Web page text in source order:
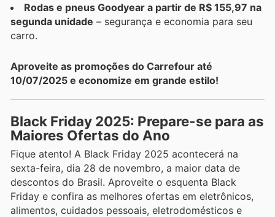
Rodas e pneus Goodyear a partir de R$ 155,97 na
segunda unidade – segurança e economia para seu
carro.
Aproveite as promoções do Carrefour até
10/07/2025 e economize em grande estilo!
Black Friday 2025: Prepare-se para as
Maiores Ofertas do Ano
Fique atento! A Black Friday 2025 acontecerá na
sexta-feira, dia 28 de novembro, a maior data de
descontos do Brasil. Aproveite o esquenta Black
Friday e confira as melhores ofertas em eletrônicos,
alimentos, cuidados pessoais, eletrodomésticos e